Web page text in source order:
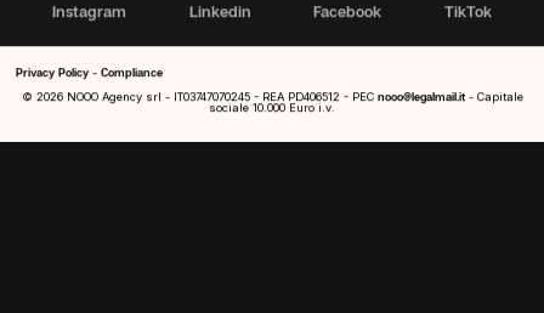
Instagram Linkedin Facebook TikTok
© 2026 NOOO Agency srl - IT03747070245 - REA PD406512 - PEC nooo@legalmail.it- Capitale
sociale 10.000 Euro i.v.
Privacy Policy -Compliance